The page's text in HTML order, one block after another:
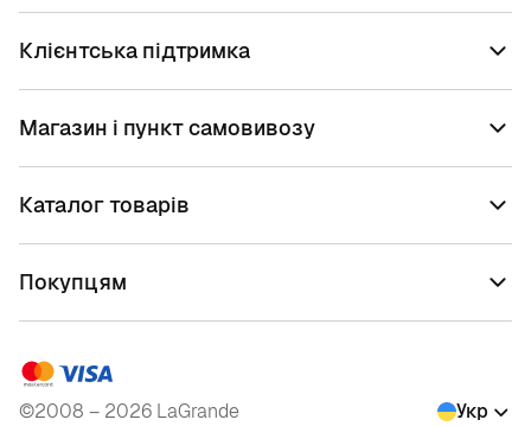
Клієнтська підтримка
Магазин і пункт самовивозу
Каталог товарів
Покупцям
©2008 – 2026 LaGrande Укр